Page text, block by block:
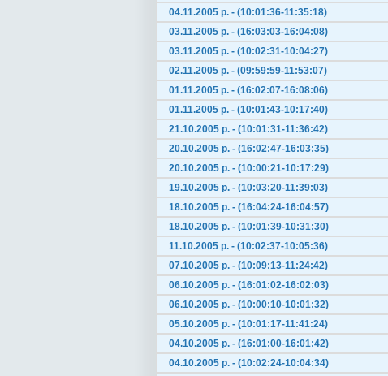
04.11.2005 р. - (10:01:36-11:35:18)
03.11.2005 р. - (16:03:03-16:04:08)
03.11.2005 р. - (10:02:31-10:04:27)
02.11.2005 р. - (09:59:59-11:53:07)
01.11.2005 р. - (16:02:07-16:08:06)
01.11.2005 р. - (10:01:43-10:17:40)
21.10.2005 р. - (10:01:31-11:36:42)
20.10.2005 р. - (16:02:47-16:03:35)
20.10.2005 р. - (10:00:21-10:17:29)
19.10.2005 р. - (10:03:20-11:39:03)
18.10.2005 р. - (16:04:24-16:04:57)
18.10.2005 р. - (10:01:39-10:31:30)
11.10.2005 р. - (10:02:37-10:05:36)
07.10.2005 р. - (10:09:13-11:24:42)
06.10.2005 р. - (16:01:02-16:02:03)
06.10.2005 р. - (10:00:10-10:01:32)
05.10.2005 р. - (10:01:17-11:41:24)
04.10.2005 р. - (16:01:00-16:01:42)
04.10.2005 р. - (10:02:24-10:04:34)